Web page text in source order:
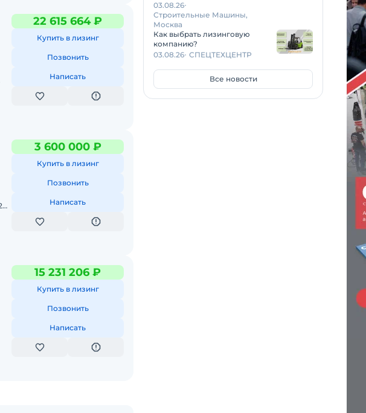
22 615 664 ₽
Купить в лизинг
Позвонить
Написать
3 600 000 ₽
Купить в лизинг
Позвонить
Написать
15 231 206 ₽
Купить в лизинг
Позвонить
Написать
03.08.26
Строительные Машины,
Москва
Как выбрать лизинговую
компанию?
03.08.26 СПЕЦТЕХЦЕНТР
Все новости